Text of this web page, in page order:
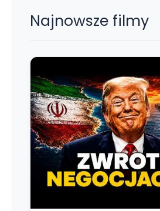
Najnowsze filmy